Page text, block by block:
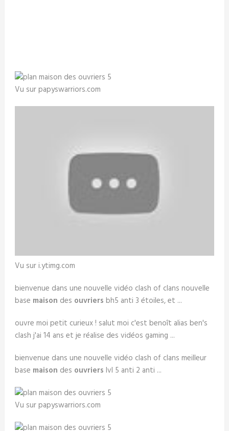
Vu sur papyswarriors.com
Vu sur i.ytimg.com
bienvenue dans une nouvelle vidéo clash of clans nouvelle
base maison des ouvriers bh5 anti 3 étoiles, et ...
ouvre moi petit curieux ! salut moi c'est benoît alias ben's
clash j'ai 14 ans et je réalise des vidéos gaming ...
bienvenue dans une nouvelle vidéo clash of clans meilleur
base maison des ouvriers lvl 5 anti 2 anti ...
Vu sur papyswarriors.com